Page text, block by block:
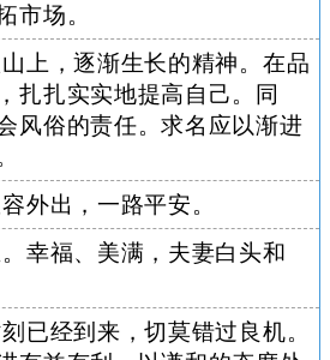
市场。
上，逐渐生长的精神。在品
扎扎实实地提高自己。同
风俗的责任。求名应以渐进
外出，一路平安。
幸福、美满，夫妻白头和
已经到来，切莫错过良机。